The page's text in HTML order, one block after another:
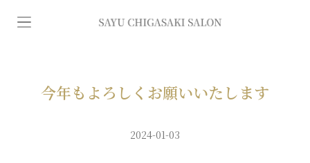
イ
デ
今年もよろしくお願いいたします
2024-01-03